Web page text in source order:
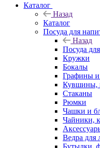
Каталог
Назад
Каталог
Посуда для
Назад
Посуда
Кружки
Бокалы
Графины и
Кувшины,
Стаканы
Рюмки
Чашки и
Чайники,
Ведра для
Бутылки,